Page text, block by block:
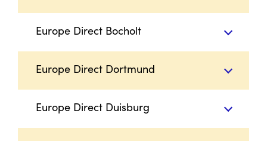
Europe Direct Bocholt
Europe Direct Dortmund
Europe Direct Duisburg